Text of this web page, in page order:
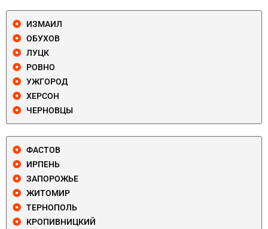
ИЗМАИЛ
ОБУХОВ
ЛУЦК
РОВНО
УЖГОРОД
ХЕРСОН
ЧЕРНОВЦЫ
ФАСТОВ
ИРПЕНЬ
ЗАПОРОЖЬЕ
ЖИТОМИР
ТЕРНОПОЛЬ
КРОПИВНИЦКИЙ